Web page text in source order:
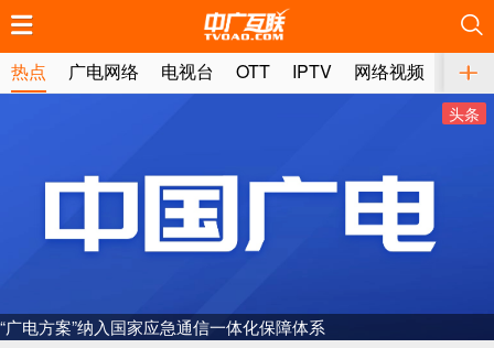
热点 广电网络 电视台 OTT IPTV 网络视频 媒体
头条
“广电方案”纳入国家应急通信一体化保障体系
广电总局对互联网电视自动续费专项治理
AI赋能微短剧产业“沪8条”发布
推荐
推荐
推荐
推荐
推荐
推荐
推荐
推荐
推荐
推荐
推荐
推荐
推荐
推荐
推荐
推荐
推荐
推荐
推荐
推荐